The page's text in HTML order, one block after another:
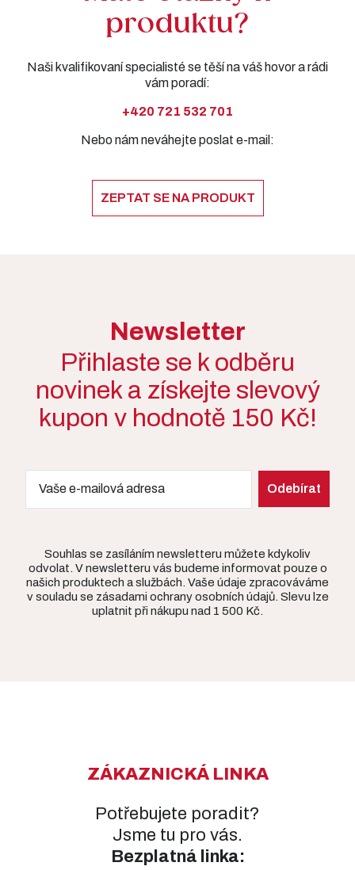
produktu?
Naši kvalifikovaní specialisté se těší na váš hovor a rádi
vám poradí:
+420 721 532 701
Nebo nám neváhejte poslat e-mail:
ZEPTAT SE NA PRODUKT
Newsletter
Přihlaste se k odběru
novinek a získejte slevový
kupon v hodnotě 150 Kč!
Souhlas se zasíláním newsletteru můžete kdykoliv
odvolat. V newsletteru vás budeme informovat pouze o
našich produktech a službách. Vaše údaje zpracováváme
v souladu se zásadami ochrany osobních údajů. Slevu lze
uplatnit při nákupu nad 1 500 Kč.
ZÁKAZNICKÁ LINKA
Potřebujete poradit?
Jsme tu pro vás.
Bezplatná linka: